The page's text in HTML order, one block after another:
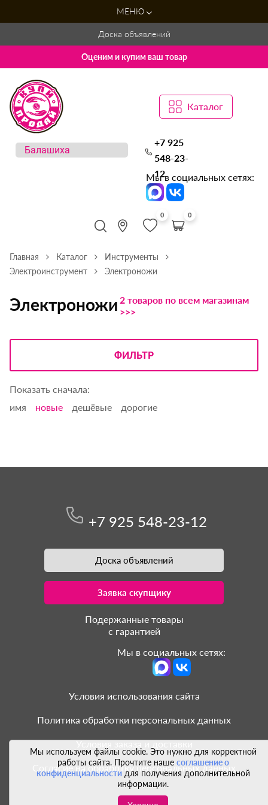
МЕНЮ
Доска объявлений
Оценим и купим ваш товар
Каталог
+7 925
548-23-
12
Мы в социальных сетях:
0 0
Главная Каталог
Инструменты
Электроинструмент
Электроножи
Электроножи 2 товаров по всем магазинам
>>>
ФИЛЬТР
Показать сначала:
имя
новые дешёвые дорогие
Мы используем файлы cookie. Это нужно для корректной
работы сайта. Прочтите наше соглашение о
конфиденциальностидля получения дополнительной
информации.
+7 925 548-23-12
Доска объявлений
Заявка скупщику
Подержанные товары
с гарантией
Мы в социальных сетях:
Условия использования сайта
Политика обработки персональных данных
Условия заказа и доставки
Согласие на обработку персональных данных